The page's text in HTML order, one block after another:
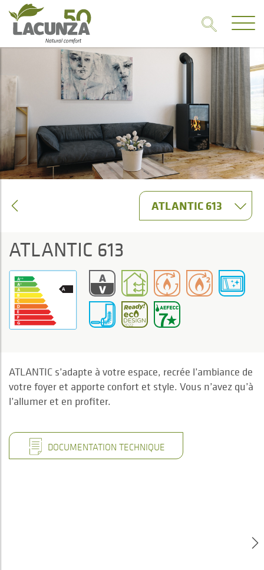
ATLANTIC 613
ATLANTIC 613
ATLANTIC s’adapte à votre espace, recrée l’ambiance de
votre foyer et apporte confort et style. Vous n’avez qu’à
l’allumer et en profiter.
DOCUMENTATION TECHNIQUE